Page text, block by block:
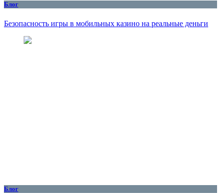
Блог
Безопасность игры в мобильных казино на реальные деньги
Блог